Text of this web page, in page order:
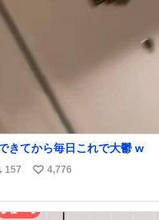
きてから毎日これで大鬱 w
157
い
ね
4,776